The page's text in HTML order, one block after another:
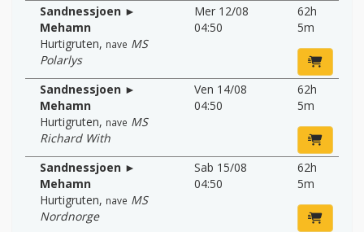
Sandnessjoen ►
Mehamn
Hurtigruten, nave MS
Polarlys
Mer 12/08
04:50
62h
5m
Sandnessjoen ►
Mehamn
Hurtigruten, nave MS
Richard With
Ven 14/08
04:50
62h
5m
Sandnessjoen ►
Mehamn
Hurtigruten, nave MS
Nordnorge
Sab 15/08
04:50
62h
5m